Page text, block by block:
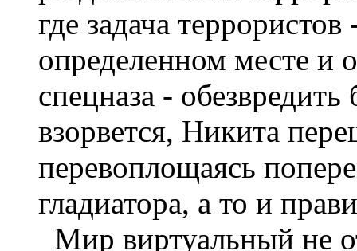
где задача
определенном месте и
спецназа -
взорвется, Никита
перевоплощаясь
гладиатора, а то и
Мир виртуальный не